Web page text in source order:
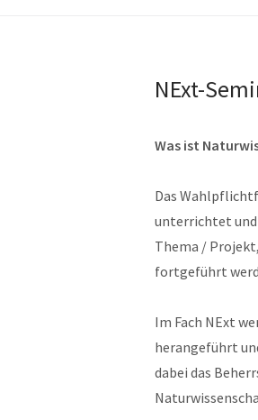
NExt-
Was ist
Das
unterrichtet und
Thema /
fortgeführt
Im Fach NExt
herangeführt
dabei das